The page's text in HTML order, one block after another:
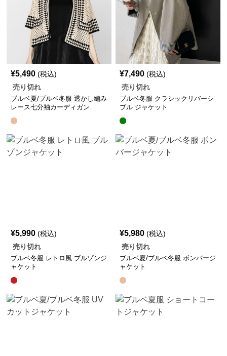
¥5,490 (税込)
売り切れ
ブルベ夏/ブルベ冬服 透かし編み
レース七分袖カーディガン
¥7,490 (税込)
売り切れ
ブルベ冬服 クラシックリバーシ
ブル ジャケット
¥5,990 (税込)
売り切れ
ブルベ冬服 レトロ風 ブルゾンジ
ャケット
¥5,980 (税込)
売り切れ
ブルベ夏/ブルベ冬服 ボンバージ
ャケット